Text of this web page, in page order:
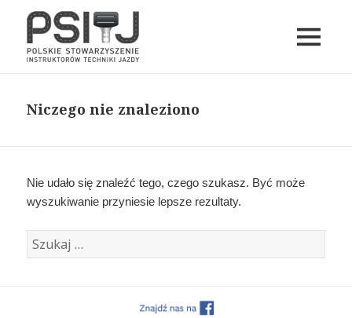
Niczego nie znaleziono
Nie udało się znaleźć tego, czego szukasz. Być może
wyszukiwanie przyniesie lepsze rezultaty.
Szukaj: